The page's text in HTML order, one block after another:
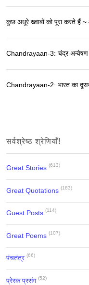
कुछ अधूरे ख्वाबों को पूरा करते हैं ~
Chandrayaan-3: चंद्र अन्वेषण
Chandrayaan-2: भारत का
सर्वश्रेष्ठ श्रेणियाँ!
Great Stories (613)
Great Quotations (183)
Guest Posts (114)
Great Poems (107)
पंचतंत्र (66)
प्रेरक प्रसंग (52)